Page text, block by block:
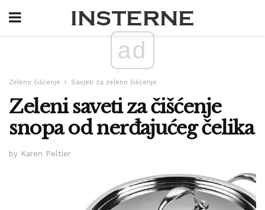
ad
Zeleno čišćenje Savjeti za zeleno čišćenje
Zeleni saveti za čišćenje
snopa od nerđajućeg čelika
by Karen Peltier